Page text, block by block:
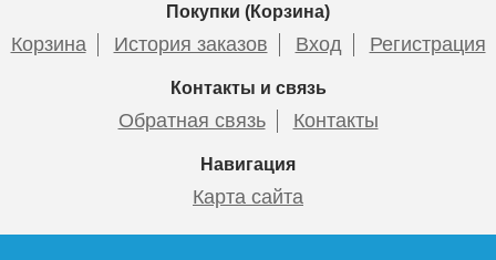
Покупки (Корзина)
Корзина История заказов Вход Регистрация
Контакты и связь
Обратная связь Контакты
Навигация
Карта сайта